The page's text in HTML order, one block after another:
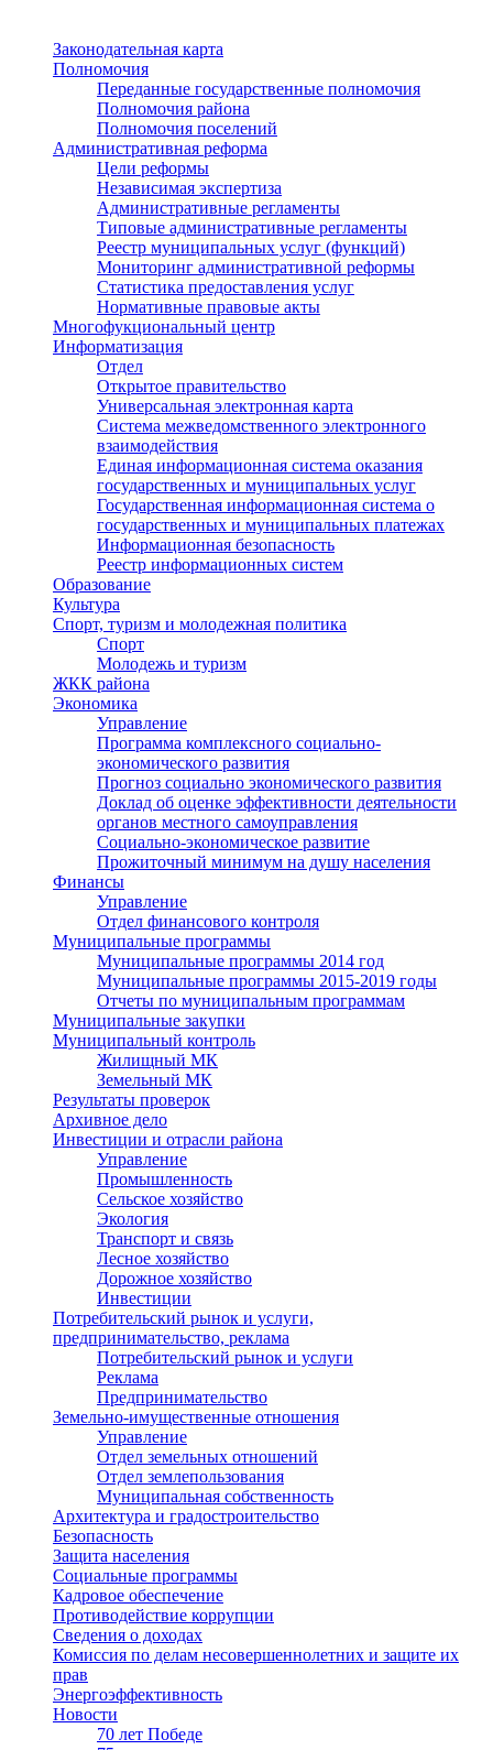
Законодательная карта
Полномочия
Переданные государственные полномочия
Полномочия района
Полномочия поселений
Административная реформа
Цели реформы
Независимая экспертиза
Административные регламенты
Типовые административные регламенты
Реестр муниципальных услуг (функций)
Мониторинг административной реформы
Статистика предоставления услуг
Нормативные правовые акты
Многофукциональный центр
Информатизация
Отдел
Открытое правительство
Универсальная электронная карта
Система межведомственного электронного
взаимодействия
Единая информационная система оказания
государственных и муниципальных услуг
Государственная информационная система о
государственных и муниципальных платежах
Информационная безопасность
Реестр информационных систем
Образование
Культура
Спорт, туризм и молодежная политика
Спорт
Молодежь и туризм
ЖКК района
Экономика
Управление
Программа комплексного социально-
экономического развития
Прогноз социально экономического развития
Доклад об оценке эффективности деятельности
органов местного самоуправления
Социально-экономическое развитие
Прожиточный минимум на душу населения
Финансы
Управление
Отдел финансового контроля
Муниципальные программы
Муниципальные программы 2014 год
Муниципальные программы 2015-2019 годы
Отчеты по муниципальным программам
Муниципальные закупки
Муниципальный контроль
Жилищный МК
Земельный МК
Результаты проверок
Архивное дело
Инвестиции и отрасли района
Управление
Промышленность
Сельское хозяйство
Экология
Транспорт и связь
Лесное хозяйство
Дорожное хозяйство
Инвестиции
Потребительский рынок и услуги,
предпринимательство, реклама
Потребительский рынок и услуги
Реклама
Предпринимательство
Земельно-имущественные отношения
Управление
Отдел земельных отношений
Отдел землепользования
Муниципальная собственность
Архитектура и градостроительство
Безопасность
Защита населения
Социальные программы
Кадровое обеспечение
Противодействие коррупции
Сведения о доходах
Комиссия по делам несовершеннолетних и защите их
прав
Энергоэффективность
Новости
70 лет Победе